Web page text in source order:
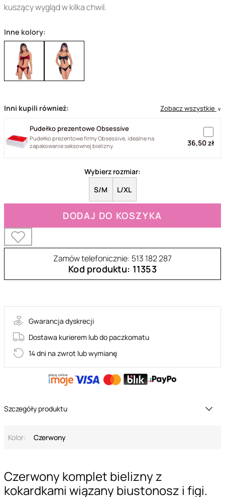
Czerwony komplet bielizny z
kokardkami wiązany biustonosz i figi.
kuszący wygląd w kilka chwil.
Inne kolory:
Inni kupili również: Zobacz wszystkie ∨
Pudełko prezentowe Obsessive
Pudełko prezentowe firmy Obsessive, idealne na
zapakowanie seksownej bielizny.
36,50 zł
Wybierz rozmiar:
S/M
L/XL
DODAJ DO KOSZYKA
Zamów telefonicznie: 513 182 287
Kod produktu: 11353
Gwarancja dyskrecji
Dostawa kurierem lub do paczkomatu
14 dni na zwrot lub wymianę
Szczegóły produktu
Kolor: Czerwony